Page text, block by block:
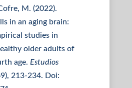
M. (2022).
in an aging brain:
studies in
older adults of
age. Estudios
213-234. Doi: